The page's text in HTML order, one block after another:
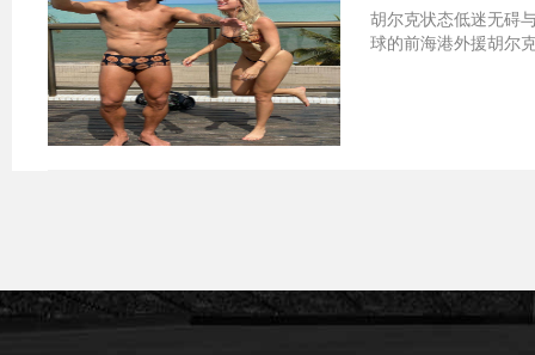
胡尔克状态低迷无碍
球的前海港外援胡尔